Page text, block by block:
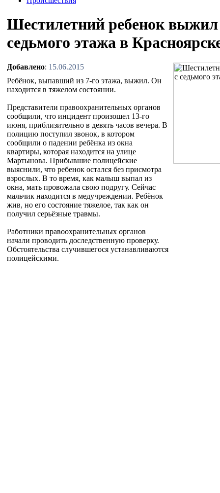
Шестилетний ребенок выжил
седьмого этажа в
Добавлено: 15.06.2015
Ребёнок, выпавший из 7-го этажа, выжил. Он
находится в тяжелом состоянии.
Представители правоохранительных органов
сообщили, что инцидент произошел 13-го
июня, приблизительно в девять часов вечера. В
полицию поступил звонок, в котором
сообщили о падении ребёнка из окна
квартиры, которая находится на улице
Мартынова. Прибывшие полицейские
выяснили, что ребенок остался без присмотра
взрослых. В то время, как малыш выпал из
окна, мать провожала свою подругу. Сейчас
мальчик находится в медучреждении. Ребёнок
жив, но его состояние тяжелое, так как он
получил серьёзные травмы.
Работники правоохранительных органов
начали проводить доследственную проверку.
Обстоятельства случившегося устанавливаются
полицейскими.